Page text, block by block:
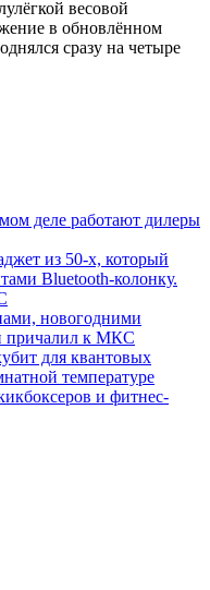
весовой
в обновлённом
сразу на четыре
деле работают дилеры
из 50-х, который
Bluetooth-колонку.
новогодними
причалил к МКС
для квантовых
температуре
и фитнес-